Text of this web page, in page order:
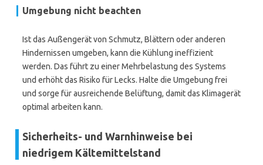
Umgebung nicht beachten
Ist das Außengerät von Schmutz, Blättern oder anderen
Hindernissen umgeben, kann die Kühlung ineffizient
werden. Das führt zu einer Mehrbelastung des Systems
und erhöht das Risiko für Lecks. Halte die Umgebung frei
und sorge für ausreichende Belüftung, damit das Klimagerät
optimal arbeiten kann.
Sicherheits- und Warnhinweise bei
niedrigem Kältemittelstand